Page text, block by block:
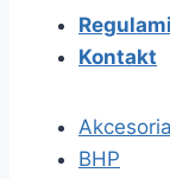
Kontakt
BHP